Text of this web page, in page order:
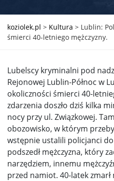
koziolek.pl > Kultura > Lublin:
śmierci 40-letniego mężczyzny.
Lubelscy kryminalni pod
Rejonowej Lublin-Północ w
okoliczności śmierci 40-
zdarzenia doszło dziś kilka
nocy przy ul. Związkowej.
obozowisko, w którym
wstępnie ustalili policjanci
podszedł mężczyzna, który
narzędziem, innemu
przed namiot. 40-latek